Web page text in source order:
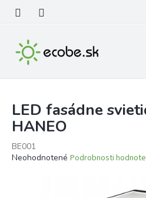
obsah
LED fasádne
HANEO
BE001
Priemerné
Neohodnotené Podrobnosti